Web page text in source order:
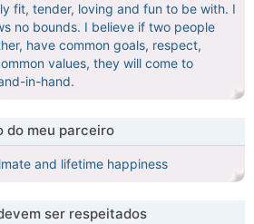
fit, tender, loving and fun to be with. I
no bounds. I believe if two people
have common goals, respect,
values, they will come to
in-hand.
do meu parceiro
and lifetime happiness
ser respeitados